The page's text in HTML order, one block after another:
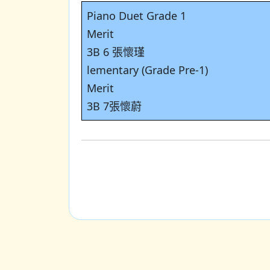
Piano Duet Grade 1
Merit
3B 6 張懷瑾
lementary (Grade Pre-1)
Merit
3B 7張懷蔚